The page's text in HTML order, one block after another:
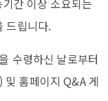
간 이상 소요되는
드립니다.
수령하신 날로부터
홈페이지 Q&A 게